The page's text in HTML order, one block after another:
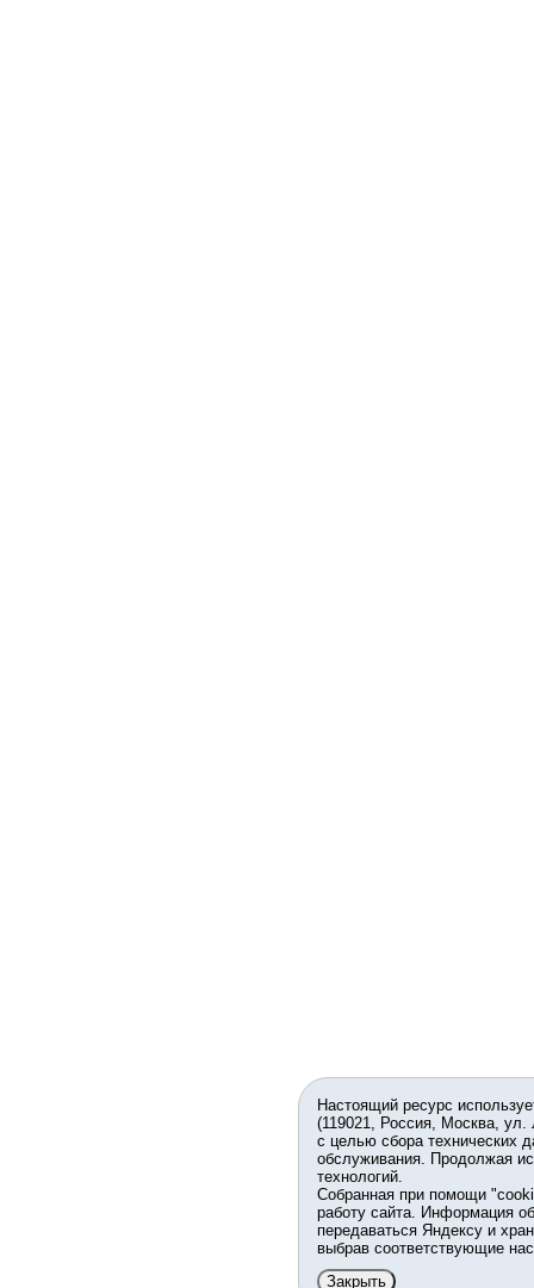
Настоящий ресурс
(119021, Россия, Москва,
с целью сбора технических
обслуживания. Продолжая
технологий.
Собранная при помощи
работу сайта. Информация
передаваться Яндексу и
выбрав соответствующие
Закрыть